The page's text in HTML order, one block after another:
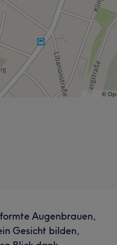
Augenbrauen,
Gesicht bilden,